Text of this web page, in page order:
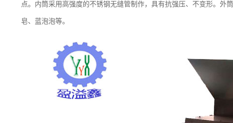
点。内筒采用高强度的不锈钢无缝管制作，具有抗强压、不变形。外
皂、蓝泡泡等。